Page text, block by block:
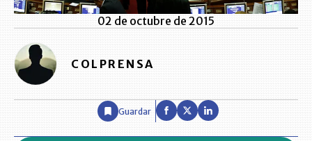
02 de octubre de 2015
COLPRENSA
Guardar